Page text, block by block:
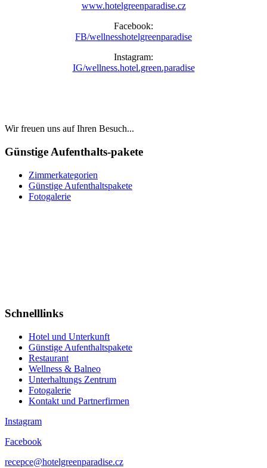
www.hotelgreenparadise.cz
Facebook:
FB/wellnesshotelgreenparadise
Instagram:
IG/wellness.hotel.green.paradise
Wir freuen uns auf Ihren Besuch...
Günstige Aufenthalts-pakete
Zimmerkategorien
Günstige Aufenthaltspakete
Fotogalerie
Schnelllinks
Hotel und Unterkunft
Günstige Aufenthaltspakete
Restaurant
Wellness & Balneo
Unterhaltungs Zentrum
Fotogalerie
Kontakt und Partnerfirmen
Instagram
Facebook
recepce@hotelgreenparadise.cz